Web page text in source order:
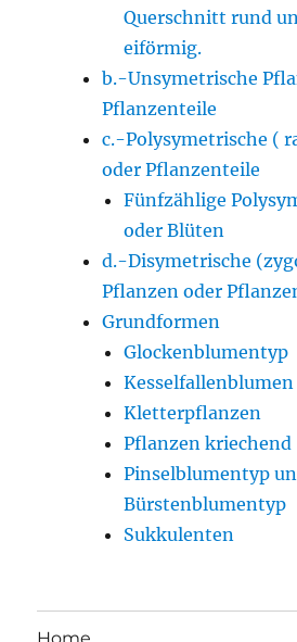
Querschnitt rund
eiförmig.
b.-Unsymetrische
Pflanzenteile
c.-Polysymetrische (
oder Pflanzenteile
Fünfzählige
oder Blüten
d.-Disymetrische
Pflanzen oder
Grundformen
Glockenblumentyp
Kesselfallenblumen
Kletterpflanzen
Pflanzen kriechend
Pinselblumentyp
Bürstenblumentyp
Sukkulenten